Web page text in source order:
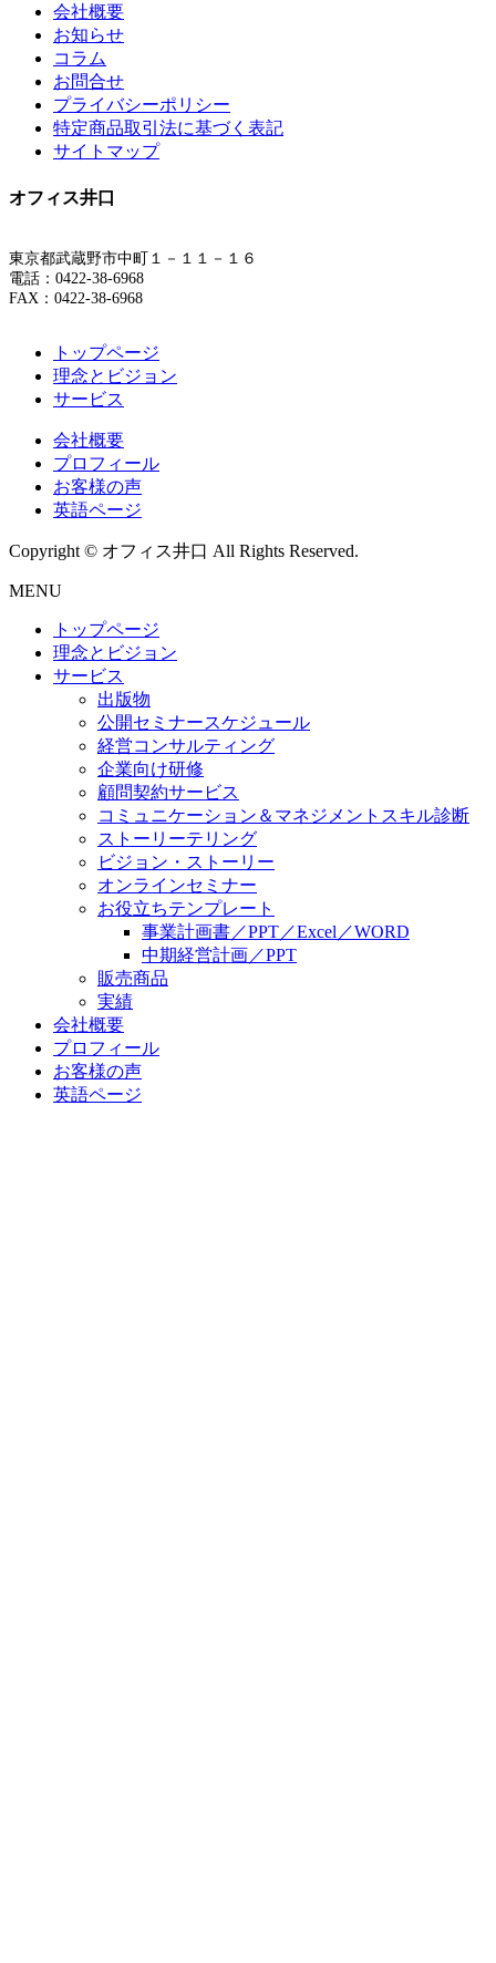
会社概要
お知らせ
コラム
お問合せ
プライバシーポリシー
特定商品取引法に基づく表記
サイトマップ
オフィス井口
東京都武蔵野市中町１－１１－１６
電話：0422-38-6968
FAX：0422-38-6968
トップページ
理念とビジョン
サービス
会社概要
プロフィール
お客様の声
英語ページ
Copyright © オフィス井口 All Rights Reserved.
MENU
トップページ
理念とビジョン
サービス
出版物
公開セミナースケジュール
経営コンサルティング
企業向け研修
顧問契約サービス
コミュニケーション＆マネジメントスキル診断
ストーリーテリング
ビジョン・ストーリー
オンラインセミナー
お役立ちテンプレート
事業計画書／PPT／Excel／WORD
中期経営計画／PPT
販売商品
実績
会社概要
プロフィール
お客様の声
英語ページ